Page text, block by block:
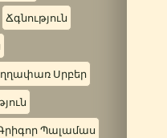
Ճգնություն
Սրբեր
Պալամաս